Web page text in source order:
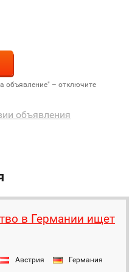
объявление" – отключите
объявления
в Германии ищет
Австрия
Германия